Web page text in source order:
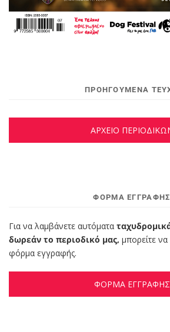
ΠΡΟΗΓΟΥΜΕΝΑ
ΑΡΧΕΙΟ
ΦΌΡΜΑ ΕΓΓΡΑΦΉΣ
Για να λαμβάνετε αυτόματα
δωρεάν το περιοδικό μας, μπορείτε
φόρμα εγγραφής.
ΦΟΡΜΑ ΕΓΓΡΑΦΗΣ